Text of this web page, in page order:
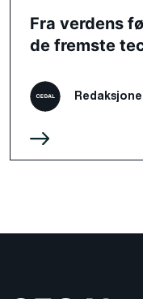
Fra verdens
de fremste